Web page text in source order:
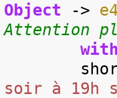
Object ->
Attention
with
soir à 19h